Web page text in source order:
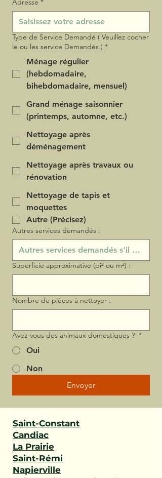
Adresse *
Type de Service Demandé ( Veuillez cocher
le ou les service Demandés ) *
Ménage régulier
(hebdomadaire,
bihebdomadaire, mensuel)
Grand ménage saisonnier
(printemps, automne, etc.)
Nettoyage après
déménagement
Nettoyage après travaux ou
rénovation
Nettoyage de tapis et
moquettes
Autre (Précisez)
Autres services demandés :
Superficie approximative (pi² ou m²) :
Nombre de pièces à nettoyer :
Avez-vous des animaux domestiques ? *
Oui
Non
Envoyer
Saint-Constant
Candiac
La Prairie
Saint-Rémi
Napierville